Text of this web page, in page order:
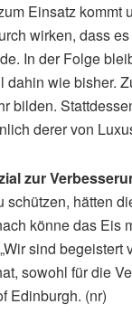
Einsatz kommt
wirken, dass
In der Folge
dahin wie bisher.
bilden.
derer von
zur
schützen, hätten
könne das Eis
sind
sowohl für die
Edinburgh. (nr)